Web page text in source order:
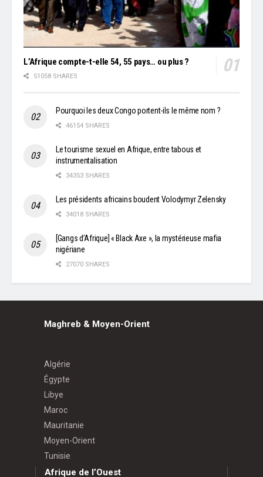
L’Afrique compte-t-elle 54, 55 pays… ou plus ?
51058 SHARES
Pourquoi les deux Congo portent-ils le même nom ?
46154 SHARES
Le tourisme sexuel en Afrique, entre tabous et
instrumentalisation
34353 SHARES
Les présidents africains boudent Volodymyr Zelensky
34018 SHARES
[Gangs d’Afrique] « Black Axe », la mystérieuse mafia
nigériane
27070 SHARES
Maghreb & Moyen-Orient
Algérie
Égypte
Libye
Maroc
Mauritanie
Moyen-Orient
Tunisie
Afrique de l’Ouest